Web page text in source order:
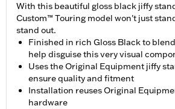
With this beautiful gloss black jiffy
Custom™ Touring model won't just
stand out.
Finished in rich Gloss Black to
help disguise this very visual
Uses the Original Equipment jiffy
ensure quality and fitment
Installation reuses Original
hardware